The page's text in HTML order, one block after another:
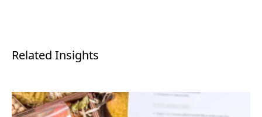
Related Insights